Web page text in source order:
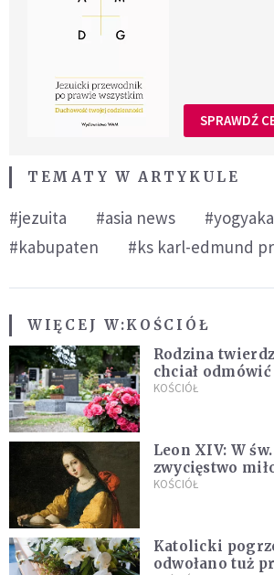
SPRAWDŹ
TEMATY W ARTYKULE
#jezuita #asia news
#kabupaten
#ks karl-edmund
WIĘCEJ W:KOŚCIÓŁ
Rodzina
chciał
zapowiada
KOŚCIÓŁ
Leon XIV: W
zwycięstwo
KOŚCIÓŁ
Katolicki
odwołano tuż